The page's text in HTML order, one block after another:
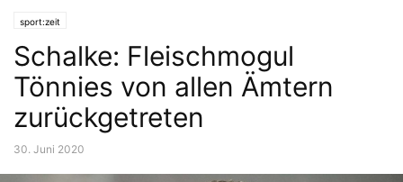
sport:zeit
Schalke: Fleischmogul
Tönnies von allen Ämtern
zurückgetreten
30. Juni 2020